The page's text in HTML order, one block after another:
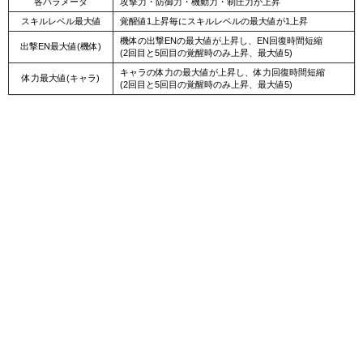
スキルレベル最大値
覚醒値1上昇毎にスキルレベルの最大値が1上昇
出撃EN最大値(機体)
機体の出撃ENの最大値が上昇し、EN回復時間短縮
(2回目と5回目の覚醒時のみ上昇、最大値5)
体力最大値(キャラ)
キャラの体力の最大値が上昇し、体力回復時間短縮
(2回目と5回目の覚醒時のみ上昇、最大値5)